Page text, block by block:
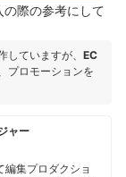
の際の参考にして
ていますが、 EC
プロモーションを
ャー
編集プロダクショ